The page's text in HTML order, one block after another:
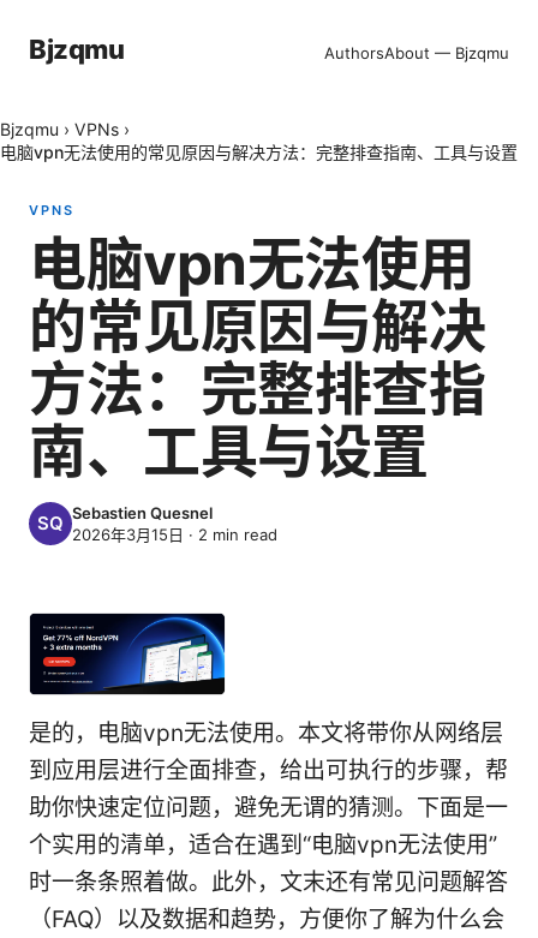
Bjzqmu AuthorsAbout — Bjzqmu
Bjzqmu › VPNs ›
电脑vpn无法使用的常见原因与解决方法：完整排查指南、工具与设置
VPNS
电脑vpn无法使用
的常见原因与解决
方法：完整排查指
南、工具与设置
Sebastien Quesnel
2026年3月15日 · 2 min read
是的，电脑vpn无法使用。本文将带你从网络层
到应用层进行全面排查，给出可执行的步骤，帮
助你快速定位问题，避免无谓的猜测。下面是一
个实用的清单，适合在遇到“电脑vpn无法使用”
时一条条照着做。此外，文末还有常见问题解答
（FAQ）以及数据和趋势，方便你了解为什么会